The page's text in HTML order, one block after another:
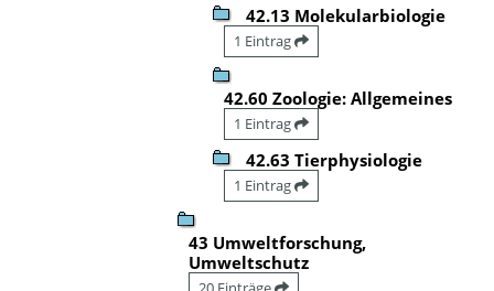
42.13 Molekularbiologie
1 Eintrag
42.60 Zoologie: Allgemeines
1 Eintrag
42.63 Tierphysiologie
1 Eintrag
43 Umweltforschung,
Umweltschutz